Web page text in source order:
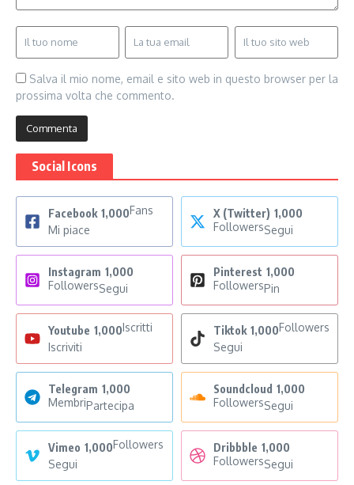
Salva il mio nome, email e sito web in questo browser per la
prossima volta che commento.
Social Icons
Facebook 1,000Fans
Mi piace
X (Twitter) 1,000
FollowersSegui
Instagram 1,000
FollowersSegui
Pinterest 1,000
FollowersPin
Youtube 1,000Iscritti
Iscriviti
Tiktok 1,000Followers
Segui
Telegram 1,000
MembriPartecipa
Soundcloud 1,000
FollowersSegui
Vimeo 1,000Followers
Segui
Dribbble 1,000
FollowersSegui